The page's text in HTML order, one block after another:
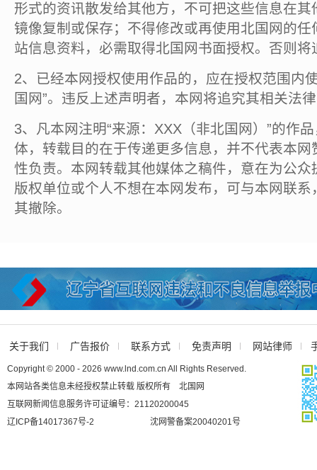
形式的资讯散发给其他方，不可把这些信息在
镜像复制或保存；不得修改或再使用北国网的
站信息资料，必需取得北国网书面授权。否则将
2、已经本网授权使用作品的，应在授权范围内
国网”。违反上述声明者，本网将追究其相关法
3、凡本网注明“来源：XXX（非北国网）”的作
体，转载目的在于传递更多信息，并不代表本
性负责。本网转载其他媒体之稿件，意在为公
版权单位或个人不想在本网发布，可与本网联
其撤除。
关于我们 广告报价 联系方式 免责声明 网站律师
Copyright © 2000 - 2026 www.lnd.com.cn All Rights Reserved.
本网站各类信息未经授权禁止转载 版权所有 北国网
互联网新闻信息服务许可证编号：21120200045
辽ICP备14017367号-2
沈网警备案20040201号